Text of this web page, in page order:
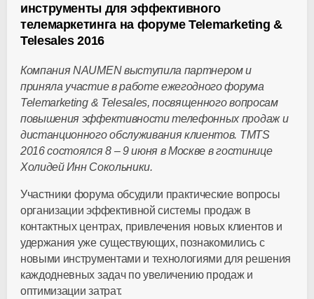
инструменты для эффективного
телемаркетинга на форуме Telemarketing &
Telesales 2016
Компания NAUMEN выступила партнером и
приняла участие в работе ежегодного форума
Telemarketing & Telesales, посвященного вопросам
повышения эффективности телефонных продаж и
дистанционного обслуживания клиентов. TMTS
2016 состоялся 8 – 9 июня в Москве в гостинице
Холидей Инн Сокольники.
Участники форума обсудили практические вопросы
организации эффективной системы продаж в
контактных центрах, привлечения новых клиентов и
удержания уже существующих, познакомились с
новыми инструментами и технологиями для решения
каждодневных задач по увеличению продаж и
оптимизации затрат.